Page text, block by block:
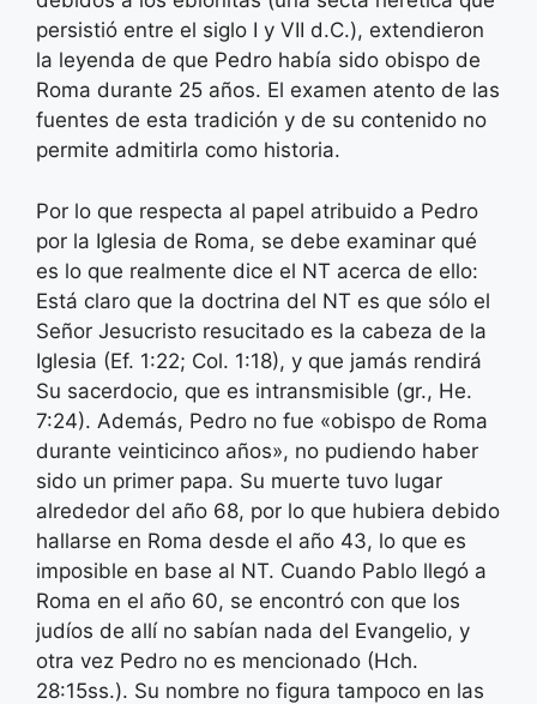
persistió entre el siglo I y VII d.C.), extendieron
la leyenda de que Pedro había sido obispo de
Roma durante 25 años. El examen atento de las
fuentes de esta tradición y de su contenido no
permite admitirla como historia.
Por lo que respecta al papel atribuido a Pedro
por la Iglesia de Roma, se debe examinar qué
es lo que realmente dice el NT acerca de ello:
Está claro que la doctrina del NT es que sólo el
Señor Jesucristo resucitado es la cabeza de la
Iglesia (Ef. 1:22; Col. 1:18), y que jamás rendirá
Su sacerdocio, que es intransmisible (gr., He.
7:24). Además, Pedro no fue «obispo de Roma
durante veinticinco años», no pudiendo haber
sido un primer papa. Su muerte tuvo lugar
alrededor del año 68, por lo que hubiera debido
hallarse en Roma desde el año 43, lo que es
imposible en base al NT. Cuando Pablo llegó a
Roma en el año 60, se encontró con que los
judíos de allí no sabían nada del Evangelio, y
otra vez Pedro no es mencionado (Hch.
28:15ss.). Su nombre no figura tampoco en las